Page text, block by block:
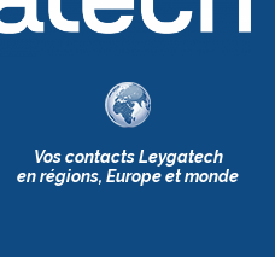
Vos contacts Leygatech
en régions, Europe et monde